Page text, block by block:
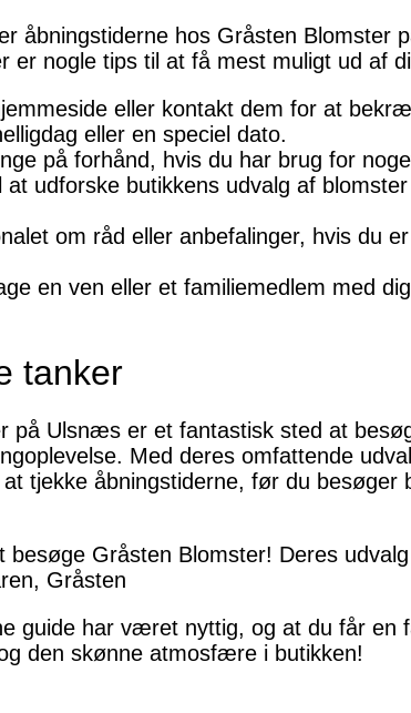
åbningstiderne hos Gråsten
er nogle tips til at få mest muligt ud af
eller kontakt dem for at
eller en speciel dato.
på forhånd, hvis du har brug for
at udforske butikkens udvalg af
om råd eller anbefalinger, hvis du
en ven eller et familiemedlem med
tanker
på Ulsnæs er et fantastisk sted at
Med deres omfattende
at tjekke åbningstiderne, før du
besøge Gråsten Blomster! Deres
Gråsten
guide har været nyttig, og at du får
den skønne atmosfære i butikken!